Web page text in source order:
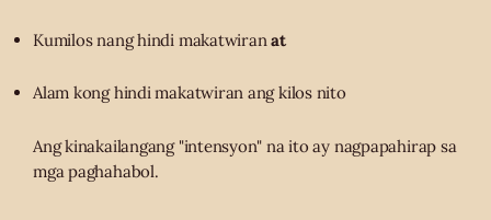
Kumilos nang hindi makatwiranat
Alam kong hindi makatwiran ang kilos nito
Ang kinakailangang "intensyon" na ito ay nagpapahirap sa
mga paghahabol.